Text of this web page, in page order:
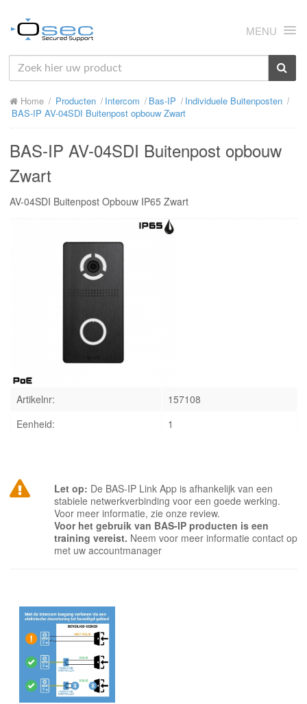
MENU
HOME
OVER ONS
Home Producten Intercom Bas-IP
Individuele Buitenposten
BAS-IP AV-04SDI Buitenpost opbouw Zwart
BAS-IP AV-04SDI Buitenpost opbouw
Zwart
AV-04SDI Buitenpost Opbouw IP65 Zwart
Artikelnr:
157108
Eenheid:
1
Let op: De BAS-IP Link App is afhankelijk van een
stabiele netwerkverbinding voor een goede werking.
Voor meer informatie, zie onze review.
Voor het gebruik van BAS-IP producten is een
training vereist. Neem voor meer informatie contact op
met uw accountmanager